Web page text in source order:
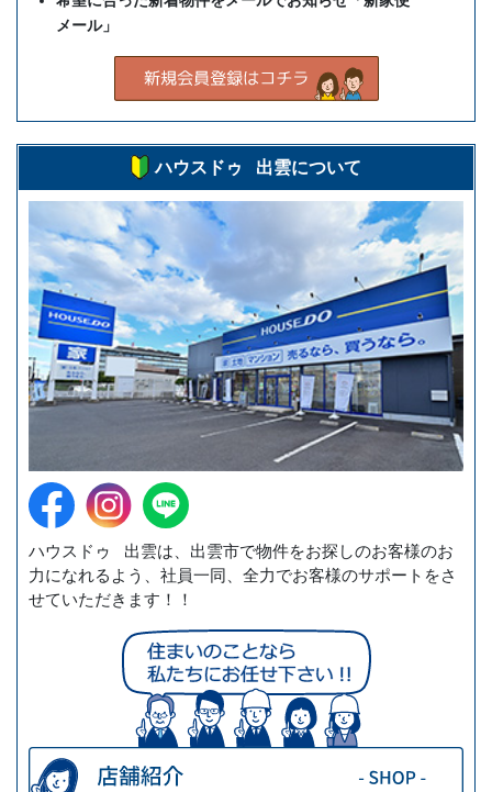
メール」
ハウスドゥ 出雲について
ハウスドゥ 出雲は、出雲市で物件をお探しのお客様のお
力になれるよう、社員一同、全力でお客様のサポートをさ
せていただきます！！